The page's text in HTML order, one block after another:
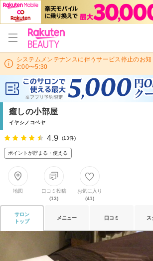
システムメンテナンスに伴うサービス停止のお
2:00〜5:30
癒しの小部屋
イヤシノコベヤ
4.9 (13件)
ポイントが貯まる・使える
地図
口コミ投稿
(13)
お気に入り
(41)
サロン
トップ
メニュー 口コミ ス